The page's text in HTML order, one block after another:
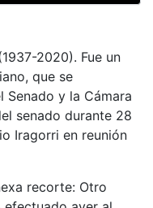
2020). Fue un
que se
Senado y la Cámara
senado durante 28
Iragorri en reunión
recorte: Otro